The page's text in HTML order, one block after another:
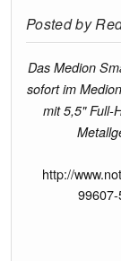
Posted by
Das Medion
sofort im
mit 5,5" Full-
http://